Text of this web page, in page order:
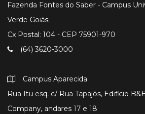
Fazenda Fontes do Saber - Campus
Verde Goiás
Cx Postal: 104 - CEP 75901-970
(64) 3620-3000
Campus Aparecida
Rua Itu esq. c/ Rua Tapajós, Edifício
Company, andares 17 e 18